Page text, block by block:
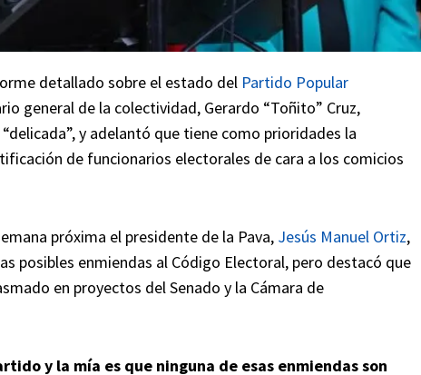
detallado sobre el estado del Partido Popular
general de la colectividad, Gerardo “Toñito” Cruz,
y adelantó que tiene como prioridades la
de funcionarios electorales de cara a los comicios
próxima el presidente de la Pava, Jesús Manuel Ortiz,
posibles enmiendas al Código Electoral, pero destacó que
en proyectos del Senado y la Cámara de
y la mía es que ninguna de esas enmiendas son